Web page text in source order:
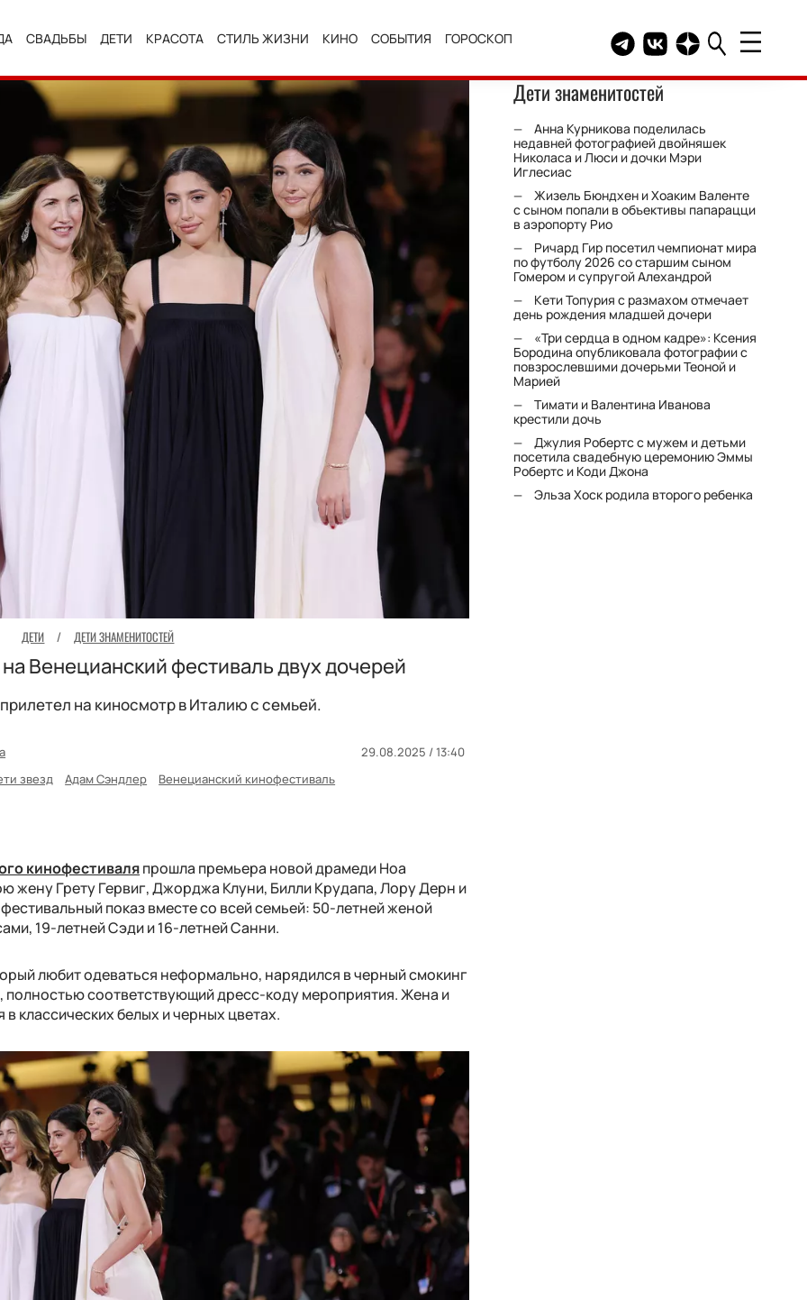
СВАДЬБЫ ДЕТИ КРАСОТА СТИЛЬ ЖИЗНИ КИНО СОБЫТИЯ ГОРОСКОП Telegram канал HELLO
Группа HELLO
Канал HELLO в
ДЕТИ / ДЕТИ ЗНАМЕНИТОСТЕЙ
Венецианский фестиваль двух дочерей
на киносмотр в Италию с семьей.
29.08.2025 / 13:40
звезд
Адам Сэндлер Венецианский кинофестиваль
кинофестиваляпрошла премьера новой драмеди Ноа
жену Грету Гервиг, Джорджа Клуни, Билли Крудапа, Лору Дерн и
показ вместе со всей семьей: 50-летней женой
19-летней Сэди и 16-летней Санни.
любит одеваться неформально, нарядился в черный смокинг
полностью соответствующий дресс-коду мероприятия. Жена и
классических белых и черных цветах.
Дети знаменитостей
Анна Курникова поделилась
недавней фотографией двойняшек
Николаса и Люси и дочки Мэри
Иглесиас
Жизель Бюндхен и Хоаким Валенте
с сыном попали в объективы папарацци
в аэропорту Рио
Ричард Гир посетил чемпионат мира
по футболу 2026 со старшим сыном
Гомером и супругой Алехандрой
Кети Топурия с размахом отмечает
день рождения младшей дочери
«Три сердца в одном кадре»: Ксения
Бородина опубликовала фотографии с
повзрослевшими дочерьми Теоной и
Марией
Тимати и Валентина Иванова
крестили дочь
Джулия Робертс с мужем и детьми
посетила свадебную церемонию Эммы
Робертс и Коди Джона
Эльза Хоск родила второго ребенка